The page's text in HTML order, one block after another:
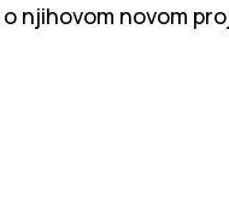
njihovom novom